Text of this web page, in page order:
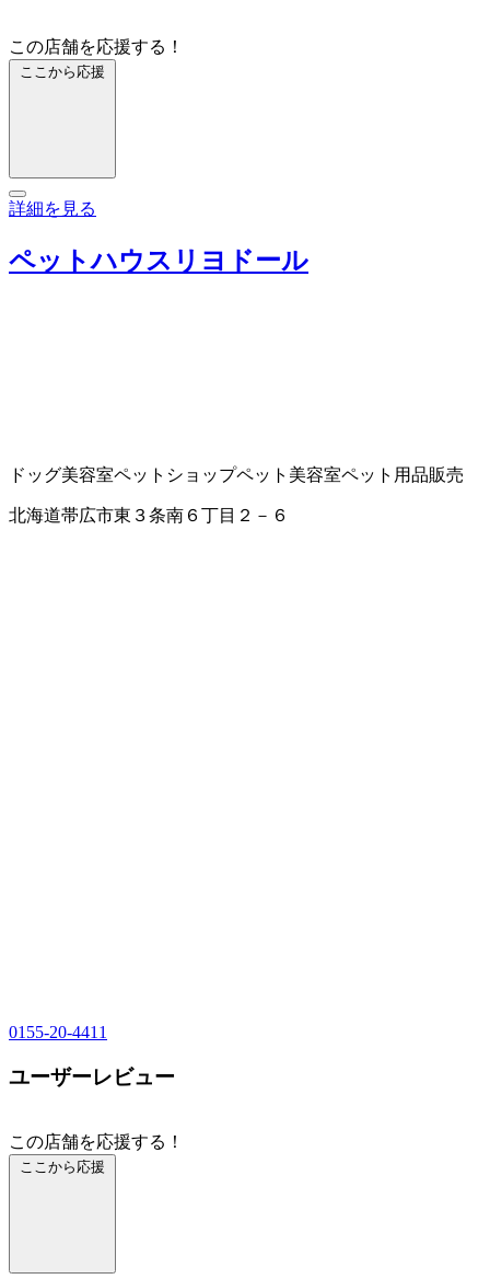
この店舗を応援する！
ここから応援
詳細を見る
ペットハウスリヨドール
ドッグ美容室ペットショップペット美容室ペット用品販売
北海道帯広市東３条南６丁目２－６
0155-20-4411
ユーザーレビュー
この店舗を応援する！
ここから応援